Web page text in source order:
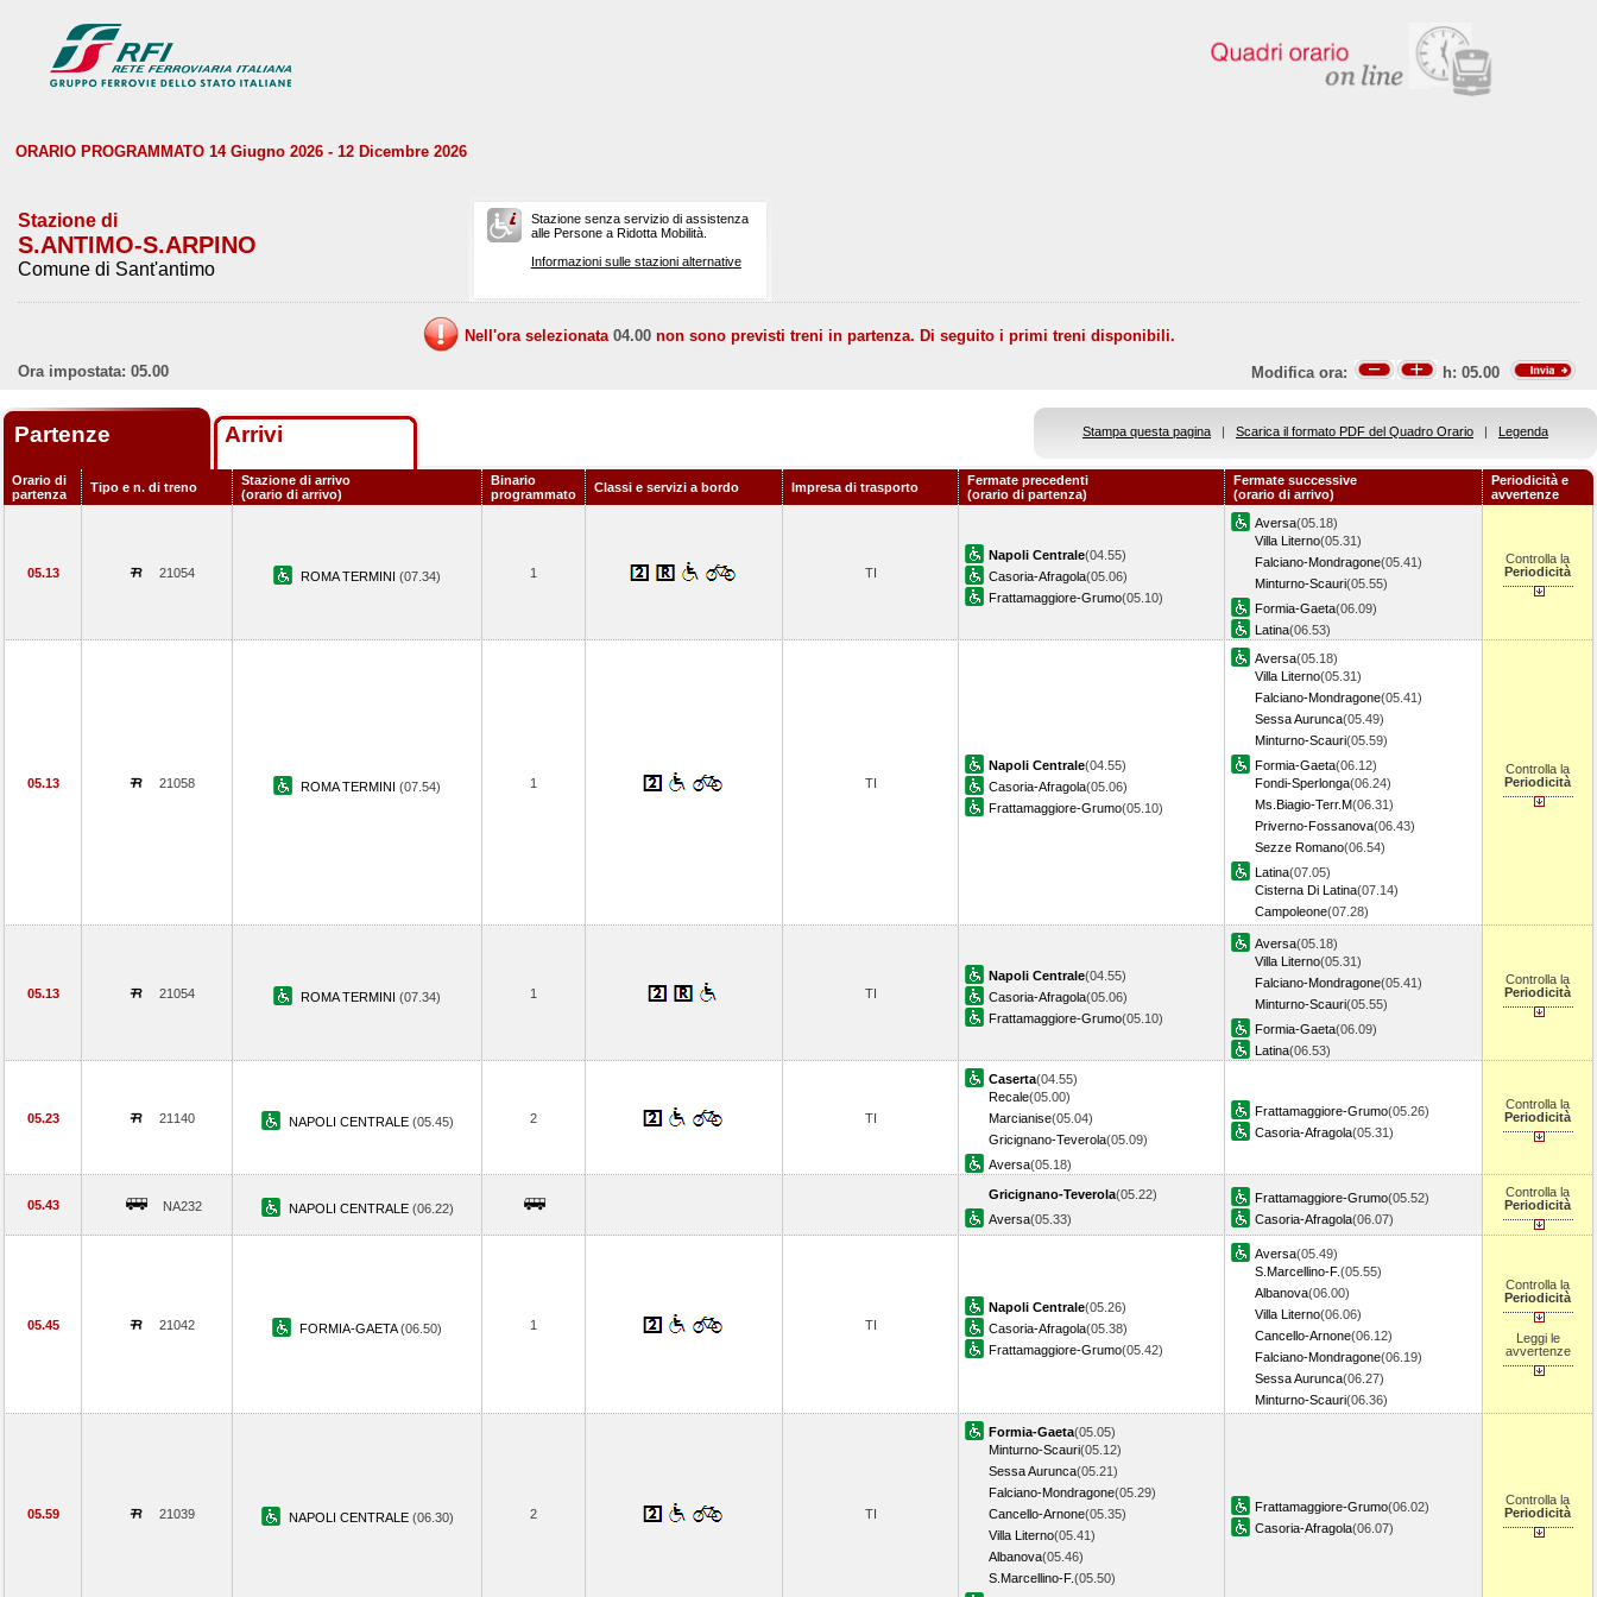
ORARIO PROGRAMMATO 14 Giugno 2026 - 12 Dicembre 2026
Stazione di
S.ANTIMO-S.ARPINO
Comune di Sant'antimo
Stazione senza servizio di assistenza
alle Persone a Ridotta Mobilità.
Informazioni sulle stazioni alternative
Nell'ora selezionata 04.00 non sono previsti treni in partenza. Di seguito i primi treni disponibili.
Ora impostata: 05.00
Modifica ora: h: 05.00
Partenze Arrivi Stampa questa pagina | Scarica il formato PDF del Quadro Orario | Legenda
Orario di
partenza
Tipo e n. di treno
Stazione di arrivo
(orario di arrivo)
Binario
programmato
Classi e servizi a bordo Impresa di trasporto
Fermate precedenti
(orario di partenza)
Fermate successive
(orario di arrivo)
Periodicità e
avvertenze
05.13 21054 ROMA TERMINI (07.34) 1 TI
Napoli Centrale(04.55)
Casoria-Afragola(05.06)
Frattamaggiore-Grumo(05.10)
Aversa(05.18)
Villa Literno(05.31)
Falciano-Mondragone(05.41)
Minturno-Scauri(05.55)
Formia-Gaeta(06.09)
Latina(06.53)
Controlla la
Periodicità
05.13 21058 ROMA TERMINI (07.54) 1 TI
Napoli Centrale(04.55)
Casoria-Afragola(05.06)
Frattamaggiore-Grumo(05.10)
Aversa(05.18)
Villa Literno(05.31)
Falciano-Mondragone(05.41)
Sessa Aurunca(05.49)
Minturno-Scauri(05.59)
Formia-Gaeta(06.12)
Fondi-Sperlonga(06.24)
Ms.Biagio-Terr.M(06.31)
Priverno-Fossanova(06.43)
Sezze Romano(06.54)
Latina(07.05)
Cisterna Di Latina(07.14)
Campoleone(07.28)
Controlla la
Periodicità
05.13 21054 ROMA TERMINI (07.34) 1 TI
Napoli Centrale(04.55)
Casoria-Afragola(05.06)
Frattamaggiore-Grumo(05.10)
Aversa(05.18)
Villa Literno(05.31)
Falciano-Mondragone(05.41)
Minturno-Scauri(05.55)
Formia-Gaeta(06.09)
Latina(06.53)
Controlla la
Periodicità
05.23 21140 NAPOLI CENTRALE (05.45) 2 TI
Caserta(04.55)
Recale(05.00)
Marcianise(05.04)
Gricignano-Teverola(05.09)
Aversa(05.18)
Frattamaggiore-Grumo(05.26)
Casoria-Afragola(05.31)
Controlla la
Periodicità
05.43 NA232 NAPOLI CENTRALE (06.22)
Gricignano-Teverola(05.22)
Aversa(05.33)
Frattamaggiore-Grumo(05.52)
Casoria-Afragola(06.07)
Controlla la
Periodicità
05.45 21042 FORMIA-GAETA(06.50) 1 TI
Napoli Centrale(05.26)
Casoria-Afragola(05.38)
Frattamaggiore-Grumo(05.42)
Aversa(05.49)
S.Marcellino-F.(05.55)
Albanova(06.00)
Villa Literno(06.06)
Cancello-Arnone(06.12)
Falciano-Mondragone(06.19)
Sessa Aurunca(06.27)
Minturno-Scauri(06.36)
Controlla la
Periodicità
Leggi le
avvertenze
05.59 21039 NAPOLI CENTRALE (06.30) 2 TI
Formia-Gaeta(05.05)
Minturno-Scauri(05.12)
Sessa Aurunca(05.21)
Falciano-Mondragone(05.29)
Cancello-Arnone(05.35)
Villa Literno(05.41)
Albanova(05.46)
S.Marcellino-F.(05.50)
Frattamaggiore-Grumo(06.02)
Casoria-Afragola(06.07)
Controlla la
Periodicità